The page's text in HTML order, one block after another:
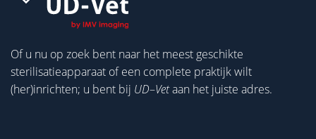
Of u nu op zoek bent naar het meest geschikte
sterilisatieapparaat of een complete praktijk wilt
(her)inrichten; u bent bij UD–Vetaan het juiste adres.